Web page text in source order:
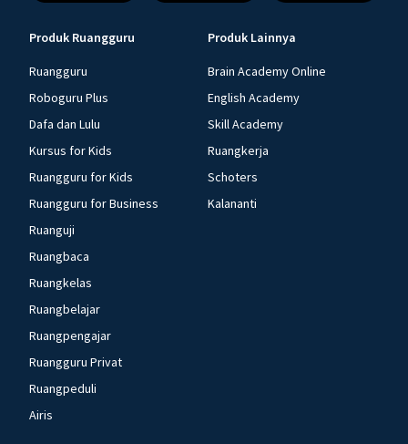
Produk Ruangguru
Ruangguru
Roboguru Plus
Dafa dan Lulu
Kursus for Kids
Ruangguru for Kids
Ruangguru for Business
Ruanguji
Ruangbaca
Ruangkelas
Ruangbelajar
Ruangpengajar
Ruangguru Privat
Ruangpeduli
Airis
Produk Lainnya
Brain Academy Online
English Academy
Skill Academy
Ruangkerja
Schoters
Kalananti